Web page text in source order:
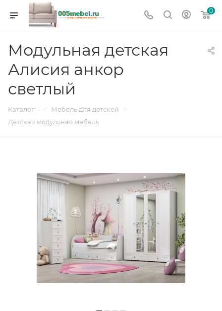
0
Модульная детская
Алисия анкор
светлый
Каталог — Мебель для детской —
Детская модульная мебель